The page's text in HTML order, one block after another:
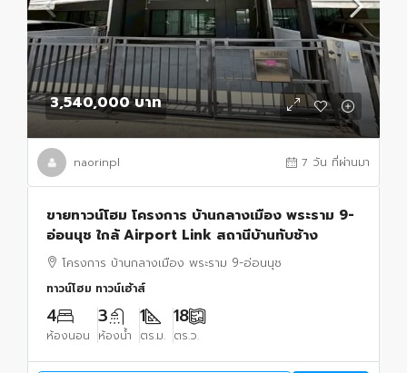
3,540,000 บาท
naorinpl 7 วัน ที่ผ่านมา
ขายทาวน์โฮม โครงการ บ้านกลางเมือง พระราม 9-
อ่อนนุช ใกล้ Airport Link สถานีบ้านทับช้าง
โครงการ บ้านกลางเมือง พระราม 9-อ่อนนุช
ทาวน์โฮม ทาวน์เฮ้าส์
4
ห้องนอน
3
ห้องน้ำ
1
ตร.ม.
18
ตร.ว.